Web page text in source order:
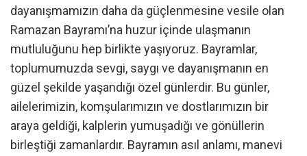
dayanışmamızın daha da güçlenmesine vesile olan
Ramazan Bayramı’na huzur içinde ulaşmanın
mutluluğunu hep birlikte yaşıyoruz. Bayramlar,
toplumumuzda sevgi, saygı ve dayanışmanın en
güzel şekilde yaşandığı özel günlerdir. Bu günler,
ailelerimizin, komşularımızın ve dostlarımızın bir
araya geldiği, kalplerin yumuşadığı ve gönüllerin
birleştiği zamanlardır. Bayramın asıl anlamı, manevi